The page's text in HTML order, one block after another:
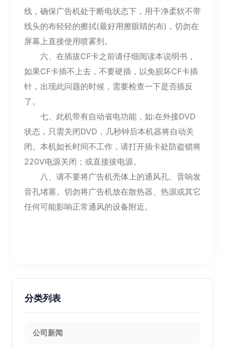
线，确保广告机处于断电状态下，用干净柔软不带
线头的布轻轻的擦拭(最好用擦眼睛的布)，切勿在
屏幕上直接使用喷雾剂。
六、在插拔CF卡之前请仔细阅读本说明书，
如果CF卡插不上去，不要硬插，以免损坏CF卡插
针，出现此问题的时候，需要检查一下是否插反
了。
七、此机带有自动省电功能，如:在外接DVD
状态，只需关闭DVD，几秒钟后本机器将自动关
闭。本机如长时间不工作，请打开插卡处防盗锁将
220V电源关闭；或直接拔电源。
八、请不要将广告机壳体上的通风孔、音响发
音孔堵塞。切勿将广告机放在散热器、热源或其它
任何可能影响正常通风的设备附近。
分类列表
公司新闻